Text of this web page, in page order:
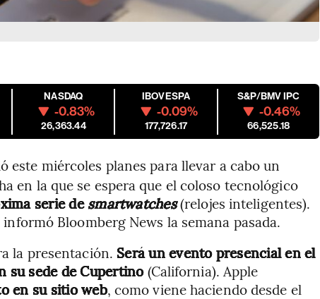
NASDAQ
-0.83%
26,363.44
IBOVESPA
-0.09%
177,726.17
S&P/BMV IPC
-0.46%
66,525.18
este miércoles planes para llevar a cabo un
en la que se espera que el coloso tecnológico
serie desmartwatches(relojes inteligentes).
informó Bloomberg News la semana pasada.
la presentación. Será un evento presencial en el
su sede de Cupertino(California). Apple
en su sitio web, como viene haciendo desde el